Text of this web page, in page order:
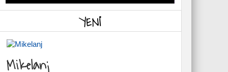
YENI
Mikelanj